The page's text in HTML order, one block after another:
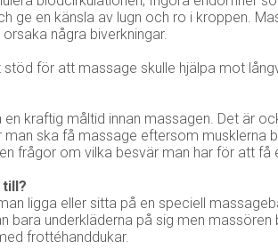
ge en känsla av lugn och ro i kroppen.
några biverkningar.
för att massage skulle hjälpa mot
kraftig måltid innan massagen. Det är
man ska få massage eftersom musklerna
frågor om vilka besvär man har för att
till?
ligga eller sitta på en speciell
bara underkläderna på sig men
frottéhanddukar.